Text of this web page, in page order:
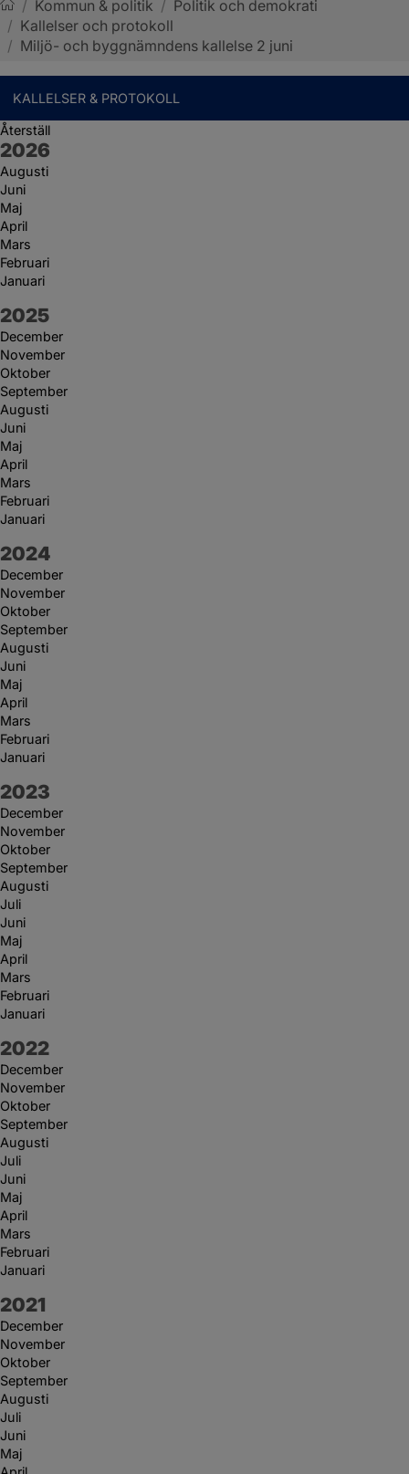
Sotenäs kommun
/ Kommun & politik / Politik och demokrati
/ Kallelser och protokoll
/ Miljö- och byggnämndens kallelse 2 juni
KALLELSER & PROTOKOLL
Återställ
År:
2026
Augusti
Juni
Maj
April
Mars
Februari
Januari
År:
2025
December
November
Oktober
September
Augusti
Juni
Maj
April
Mars
Februari
Januari
År:
2024
December
November
Oktober
September
Augusti
Juni
Maj
April
Mars
Februari
Januari
År:
2023
December
November
Oktober
September
Augusti
Juli
Juni
Maj
April
Mars
Februari
Januari
År:
2022
December
November
Oktober
September
Augusti
Juli
Juni
Maj
April
Mars
Februari
Januari
År:
2021
December
November
Oktober
September
Augusti
Juli
Juni
Maj